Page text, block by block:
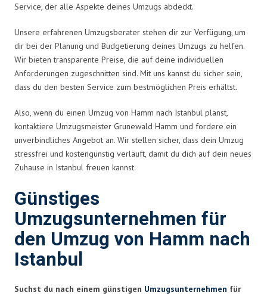
Service, der alle Aspekte deines Umzugs abdeckt.
Unsere erfahrenen Umzugsberater stehen dir zur Verfügung, um
dir bei der Planung und Budgetierung deines Umzugs zu helfen.
Wir bieten transparente Preise, die auf deine individuellen
Anforderungen zugeschnitten sind. Mit uns kannst du sicher sein,
dass du den besten Service zum bestmöglichen Preis erhältst.
Also, wenn du einen Umzug von Hamm nach Istanbul planst,
kontaktiere Umzugsmeister Grunewald Hamm und fordere ein
unverbindliches Angebot an. Wir stellen sicher, dass dein Umzug
stressfrei und kostengünstig verläuft, damit du dich auf dein neues
Zuhause in Istanbul freuen kannst.
Günstiges
Umzugsunternehmen für
den Umzug von Hamm nach
Istanbul
Suchst du nach einem günstigen Umzugsunternehmen für